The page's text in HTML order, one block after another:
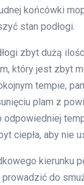
końcówki
stan podłogi.
zbyt dużą
który jest zbyt
tempie,
plam z
odpowiedniej
ciepła, aby nie
kierunku
do